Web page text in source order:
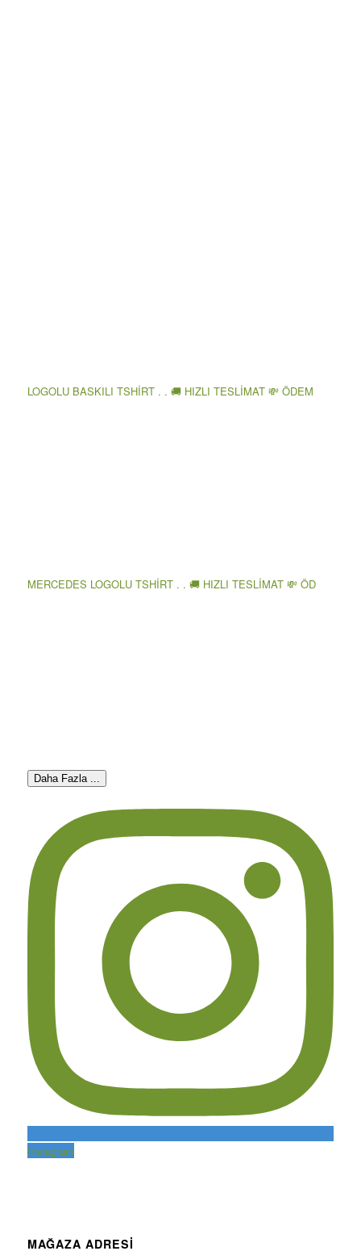
LOGOLU BASKILI TSHİRT . . 🚚 HIZLI TESLİMAT 💸 ÖDEM
MERCEDES LOGOLU TSHİRT . . 🚚 HIZLI TESLİMAT 💸 ÖD
Daha Fazla ...
Instagram
MAĞAZA ADRESİ